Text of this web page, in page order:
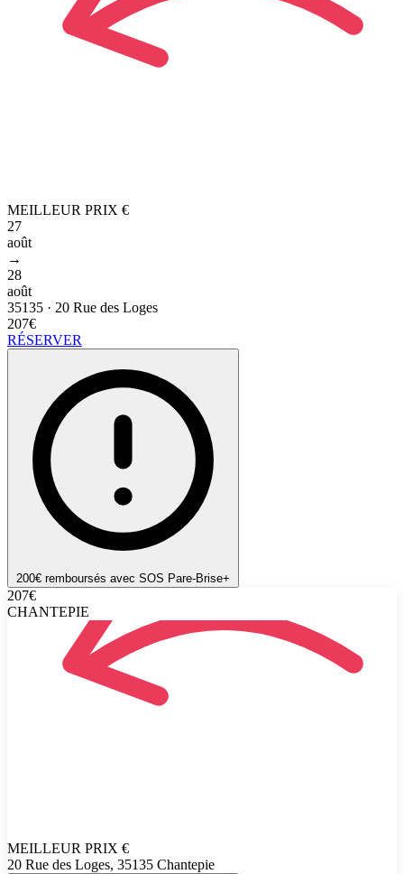
MEILLEUR PRIX €
27
août
→
28
août
35135 · 20 Rue des Loges
207€
RÉSERVER
200€ remboursés avec SOS Pare-Brise+
207€
CHANTEPIE
MEILLEUR PRIX €
20 Rue des Loges, 35135 Chantepie